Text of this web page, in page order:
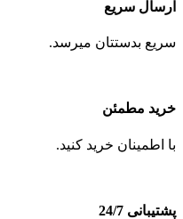
ارسال سریع
سریع بدستتان میرسد.
خرید مطمئن
با اطمینان خرید کنید.
پشتیبانی 24/7